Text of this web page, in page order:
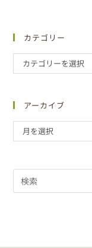
カテゴリー
カテゴリーを選択
アーカイブ
月を選択